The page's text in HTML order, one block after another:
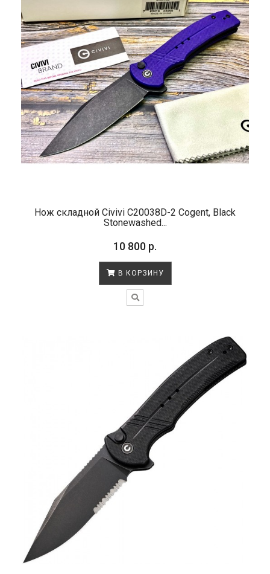
Нож складной Civivi C20038D-2 Cogent, Black
Stonewashed...
10 800 р.
В КОРЗИНУ